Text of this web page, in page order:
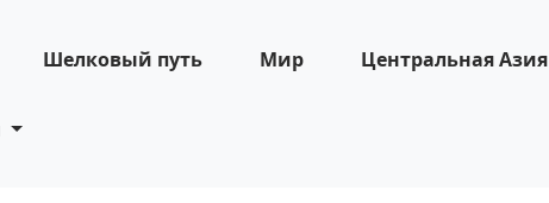
Шелковый путь Мир Центральная Азия